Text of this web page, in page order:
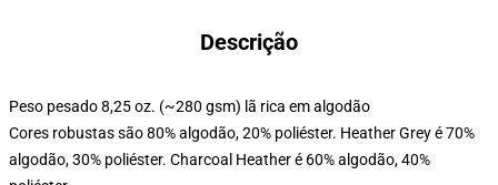
Descrição
Peso pesado 8,25 oz. (~280 gsm) lã rica em algodão
Cores robustas são 80% algodão, 20% poliéster. Heather Grey é 70%
algodão, 30% poliéster. Charcoal Heather é 60% algodão, 40%